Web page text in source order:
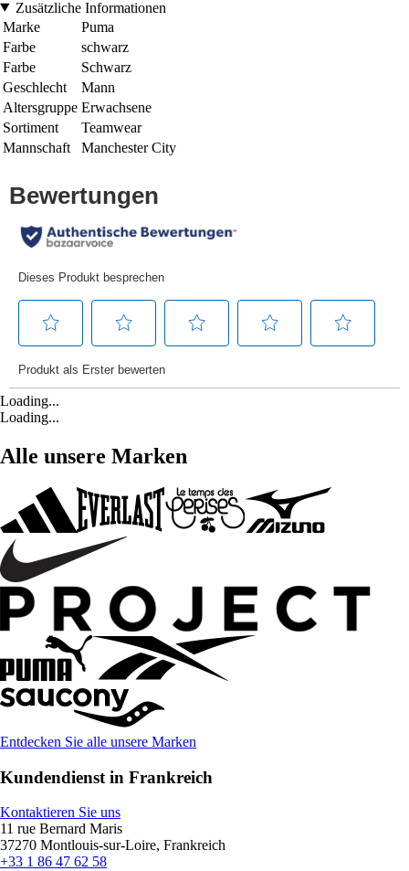
Zusätzliche Informationen
Marke
Puma
Farbe
schwarz
Farbe
Schwarz
Geschlecht
Mann
Altersgruppe Erwachsene
Sortiment
Teamwear
Mannschaft
Manchester City
Loading...
Loading...
Alle unsere Marken
Entdecken Sie alle unsere Marken
Kundendienst in Frankreich
Kontaktieren Sie uns
11 rue Bernard Maris
37270 Montlouis-sur-Loire, Frankreich
+33 1 86 47 62 58